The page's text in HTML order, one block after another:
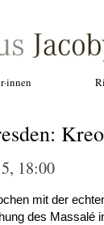
18:00
mit der
des Massalé